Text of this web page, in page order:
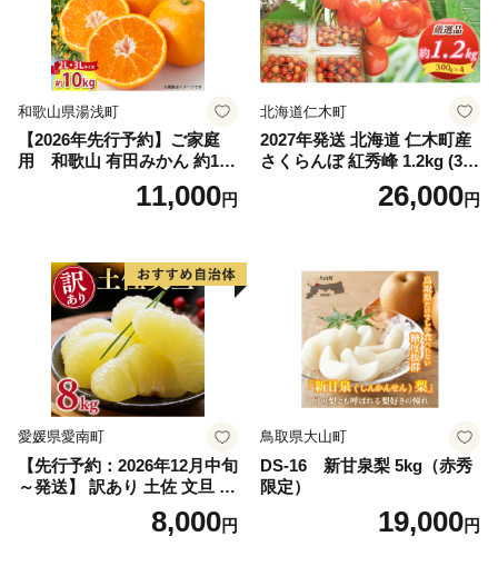
マスカット 贈答 ギフト 産地
笛吹市 シャインマスカット
笛吹 葡萄 国産 ぶどう 人気
国産 1.2kg 先行｜
和歌山県湯浅町
【2026年先行予約】ご家庭
用 和歌山 有田みかん 約10k
g (2L、3Lサイズ)【湯浅町】
11,000円
北海道仁木町
2027年発送 北海道 仁木町産
さくらんぼ 紅秀峰 1.2kg (300
g×4パック) Lサイズ以上 旬
桜桃 産地直送 サクランボ チ
26,000円
愛媛県愛南町
【先行予約：2026年12月中旬
～発送】 訳あり 土佐 文旦 8k
g (Mサイズ以上サイズミック
ス) 8000円 わけあり ぶんた
8,000円
鳥取県大山町
DS-16 新甘泉梨 5kg（赤秀
限定）
19,000円